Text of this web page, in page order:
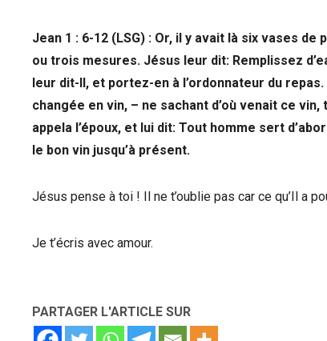
Jean 1 : 6-12 (LSG) : Or, il y avait là six vases
ou trois mesures. Jésus leur dit: Remplissez
leur dit-Il, et portez-en à l’ordonnateur du
changée en vin, – ne sachant d’où venait ce
appela l’époux, et lui dit: Tout homme sert
le bon vin jusqu’à présent.
Jésus pense à toi ! Il ne t’oublie pas car ce qu’Il a
Je t’écris avec amour.
PARTAGER L'ARTICLE SUR